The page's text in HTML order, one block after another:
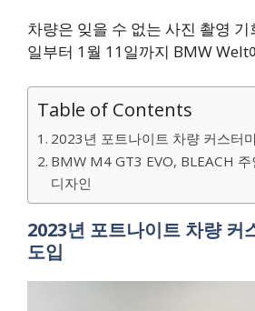
차량은 잊을 수 없는 사진 촬영
일부터 1월 11일까지 BMW Welt
Table of Contents
2023년 포트나이트 차량 커스터
BMW M4 GT3 EVO, BLEACH 주
디자인
2023년 포트나이트 차량 커
도입